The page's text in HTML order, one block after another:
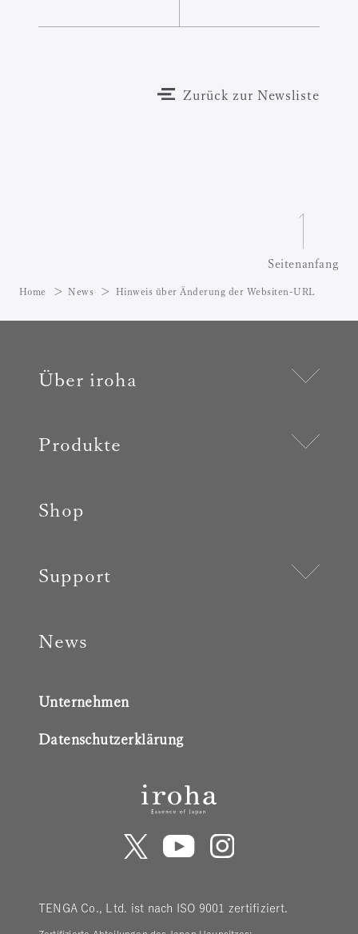
Zurück zur Newsliste
Seitenanfang
Home News Hinweis über Änderung der Websiten-URL
Über iroha
Produkte
Shop
Support
News
Unternehmen
Datenschutzerklärung
TENGA Co., Ltd. ist nach ISO 9001 zertifiziert.